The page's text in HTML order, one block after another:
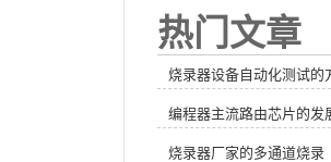
热门文章
烧录器设备自动化测试的
编程器主流路由芯片的发
烧录器厂家的多通道烧录